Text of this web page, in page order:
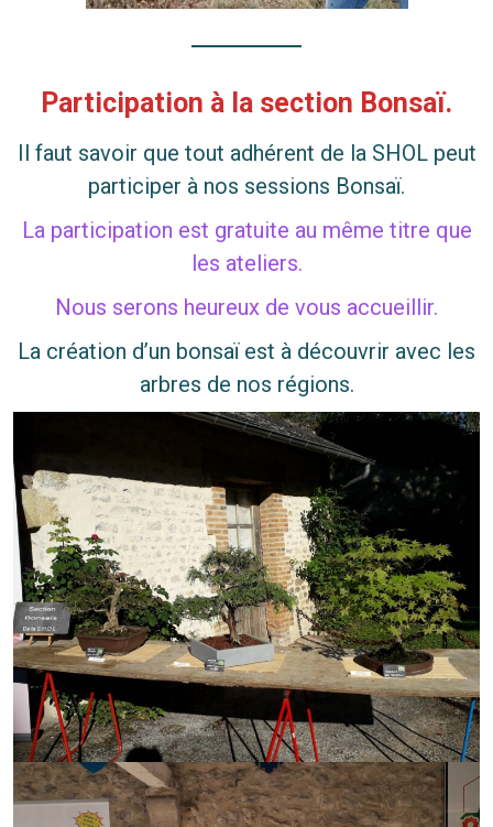
Participation à la section Bonsaï.
Il faut savoir que tout adhérent de la SHOL peut
participer à nos sessions Bonsaï.
La participation est gratuite au même titre que
les ateliers.
Nous serons heureux de vous accueillir.
La création d’un bonsaï est à découvrir avec les
arbres de nos régions.